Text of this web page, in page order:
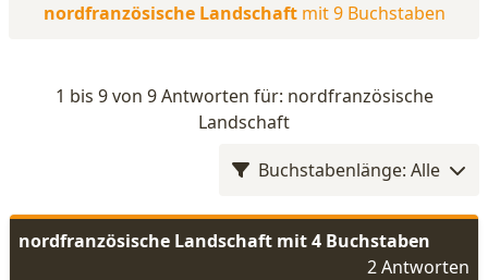
nordfranzösische Landschaft mit 9 Buchstaben
1 bis 9 von 9 Antworten für: nordfranzösische
Landschaft
Buchstabenlänge: Alle
nordfranzösische Landschaft mit 4 Buchstaben
2 Antworten